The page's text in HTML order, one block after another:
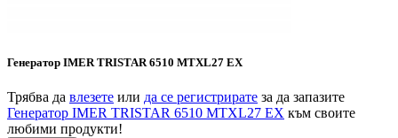
Генератор IMER TRISTAR 6510 MTXL27 EX
Трябва да влезете или да се регистрирате за да запазите
Генератор IMER TRISTAR 6510 MTXL27 EX към своите
любими продукти!